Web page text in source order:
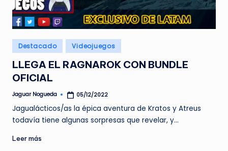
Publicado
en
Destacado Videojuegos
LLEGA EL RAGNAROK CON BUNDLE
OFICIAL
Publicado
Jaguar Nogueda 05/12/2022
Jagualácticos/as la épica aventura de Kratos y Atreus
todavía tiene algunas sorpresas que revelar, y…
Leer más